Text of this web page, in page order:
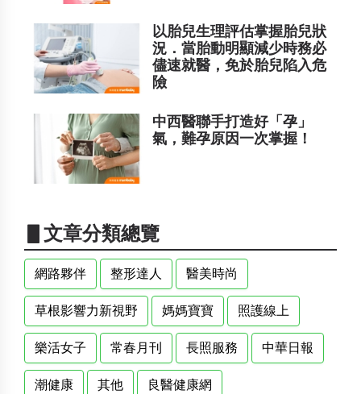
以胎兒生理評估掌握胎兒狀
況．當胎動明顯減少時務必
儘速就醫，免於胎兒陷入危
險
中西醫聯手打造好「孕」
氣，難孕原因一次掌握！
▋文章分類總覽
網路夥伴 整形達人 醫美時尚
草根影響力新視野 媽媽寶寶 照護線上
樂活女子 常春月刊 長照服務 中華日報
潮健康 其他 良醫健康網